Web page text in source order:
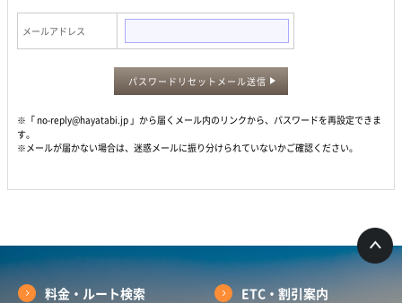
メールアドレス
パスワードリセットメール送信
※「 no-reply@hayatabi.jp 」から届くメール内のリンクから、パスワードを再設定できま
す。
※メールが届かない場合は、迷惑メールに振り分けられていないかご確認ください。
料金・ルート検索 ETC・割引案内